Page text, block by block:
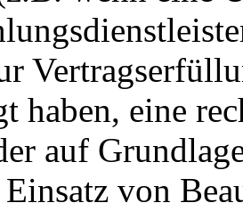
haben, eine
auf
von